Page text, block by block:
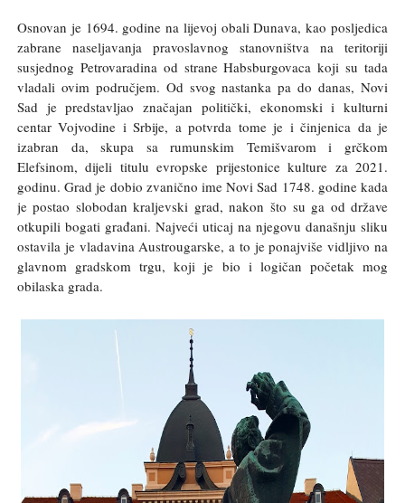
Osnovan je 1694. godine na lijevoj obali Dunava, kao posljedica
zabrane naseljavanja pravoslavnog stanovništva na teritoriji
susjednog Petrovaradina od strane Habsburgovaca koji su tada
vladali ovim područjem. Od svog nastanka pa do danas, Novi
Sad je predstavljao značajan politički, ekonomski i kulturni
centar Vojvodine i Srbije, a potvrda tome je i činjenica da je
izabran da, skupa sa rumunskim Temišvarom i grčkom
Elefsinom, dijeli titulu evropske prijestonice kulture za 2021.
godinu. Grad je dobio zvanično ime Novi Sad 1748. godine kada
je postao slobodan kraljevski grad, nakon što su ga od države
otkupili bogati građani. Najveći uticaj na njegovu današnju sliku
ostavila je vladavina Austrougarske, a to je ponajviše vidljivo na
glavnom gradskom trgu, koji je bio i logičan početak mog
obilaska grada.